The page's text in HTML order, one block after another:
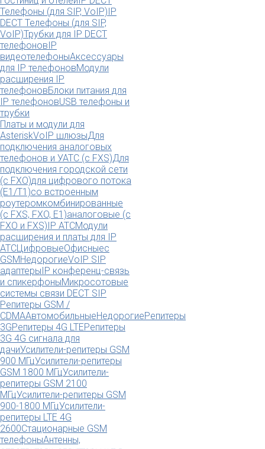
Телефоны (для SIP, VoIP)IP
DECT Телефоны (для SIP,
VoIP)Трубки для IP DECT
телефоновIP
видеотелефоныАксессуары
для IP телефоновМодули
расширения IP
телефоновБлоки питания для
IP телефоновUSB телефоны и
трубки
Платы и модули для
AsteriskVoIP шлюзыДля
подключения аналоговых
телефонов и УАТС (с FXS)Для
подключения городской сети
(с FXO)для цифрового потока
(E1/T1)со встроенным
роутеромкомбинированные
(c FXS, FXO, E1)аналоговые (с
FXO и FXS)IP АТСМодули
расширения и платы для IP
АТСЦифровыеОфисныес
GSMНедорогиеVoIP SIP
адаптерыIP конференц-связь
и спикерфоныМикросотовые
системы связи DECT SIP
Репитеры GSM /
CDMAАвтомобильныеНедорогиеРепитеры
3GРепитеры 4G LTEРепитеры
3G 4G сигнала для
дачиУсилители-репитеры GSM
900 МГцУсилители-репитеры
GSM 1800 МГцУсилители-
репитеры GSM 2100
МГцУсилители-репитеры GSM
900-1800 МГцУсилители-
репитеры LTE 4G
2600Стационарные GSM
телефоныАнтенны,